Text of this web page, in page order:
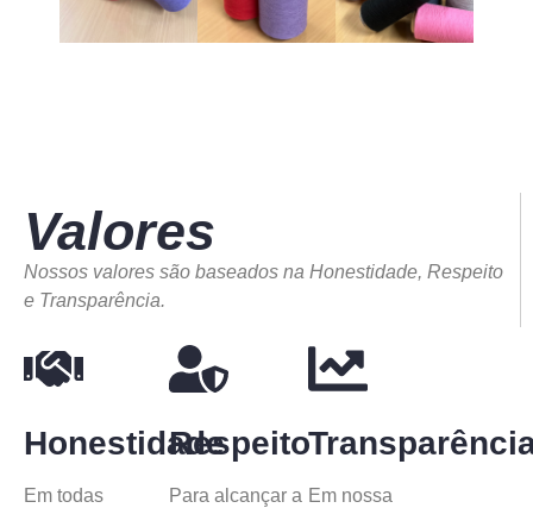
Valores
Nossos valores são baseados na Honestidade, Respeito
e Transparência.
Honestidade
Em todas
Respeito
Para alcançar a Em nossa